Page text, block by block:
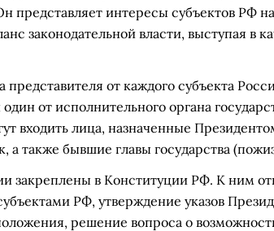
представляет интересы субъектов РФ на
законодательной власти, выступая в
представителя от каждого субъекта
от исполнительного органа
входить лица, назначенные
также бывшие главы государства
закреплены в Конституции РФ. К ним
РФ, утверждение указов
решение вопроса о